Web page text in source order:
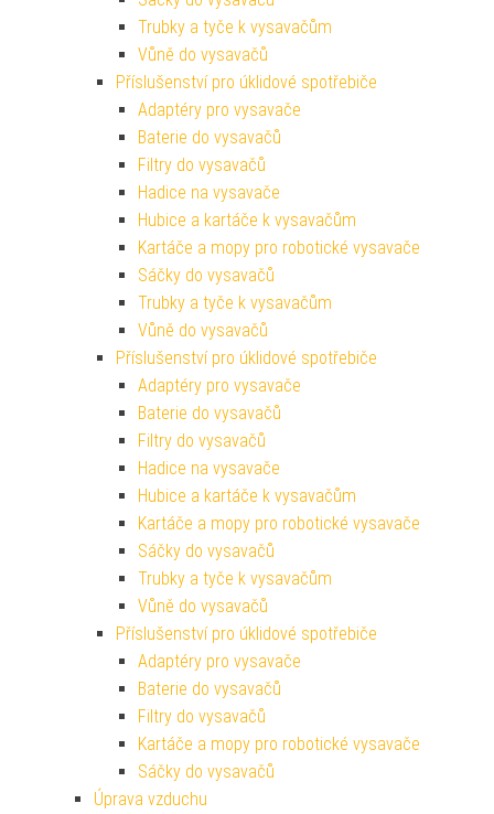
Trubky a tyče k vysavačům
Vůně do vysavačů
Příslušenství pro úklidové spotřebiče
Adaptéry pro vysavače
Baterie do vysavačů
Filtry do vysavačů
Hadice na vysavače
Hubice a kartáče k vysavačům
Kartáče a mopy pro robotické vysavače
Sáčky do vysavačů
Trubky a tyče k vysavačům
Vůně do vysavačů
Příslušenství pro úklidové spotřebiče
Adaptéry pro vysavače
Baterie do vysavačů
Filtry do vysavačů
Hadice na vysavače
Hubice a kartáče k vysavačům
Kartáče a mopy pro robotické vysavače
Sáčky do vysavačů
Trubky a tyče k vysavačům
Vůně do vysavačů
Příslušenství pro úklidové spotřebiče
Adaptéry pro vysavače
Baterie do vysavačů
Filtry do vysavačů
Kartáče a mopy pro robotické vysavače
Sáčky do vysavačů
Úprava vzduchu